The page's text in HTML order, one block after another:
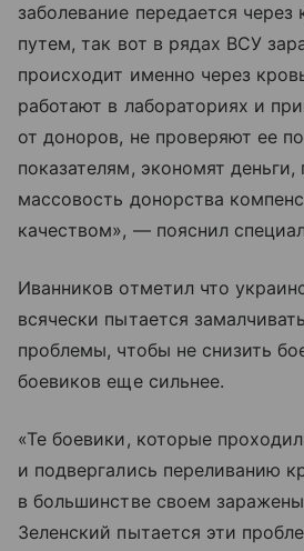
заболевание передается
путем, так вот в рядах ВСУ
происходит именно через
работают в лабораториях и
от доноров, не проверяют ее
показателям, экономят
массовость донорства
качеством», — пояснил
Иванников отметил что
всячески пытается
проблемы, чтобы не снизить
боевиков еще сильнее.
«Те боевики, которые
и подвергались переливанию
в большинстве своем
Зеленский пытается эти